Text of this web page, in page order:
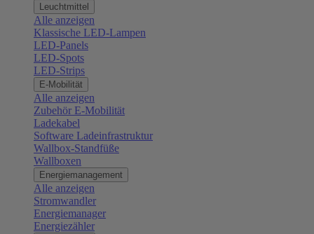
Leuchtmittel
Alle anzeigen
Klassische LED-Lampen
LED-Panels
LED-Spots
LED-Strips
E-Mobilität
Alle anzeigen
Zubehör E-Mobilität
Ladekabel
Software Ladeinfrastruktur
Wallbox-Standfüße
Wallboxen
Energiemanagement
Alle anzeigen
Stromwandler
Energiemanager
Energiezähler